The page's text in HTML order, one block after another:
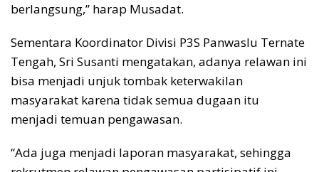
berlangsung,” harap Musadat.
Sementara Koordinator Divisi P3S Panwaslu Ternate
Tengah, Sri Susanti mengatakan, adanya relawan ini
bisa menjadi unjuk tombak keterwakilan
masyarakat karena tidak semua dugaan itu
menjadi temuan pengawasan.
“Ada juga menjadi laporan masyarakat, sehingga